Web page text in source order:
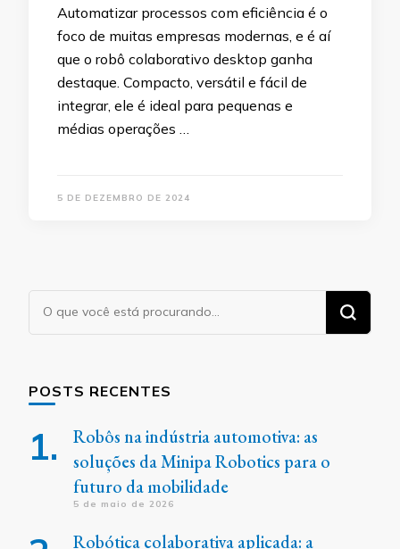
Automatizar processos com eficiência é o
foco de muitas empresas modernas, e é aí
que o robô colaborativo desktop ganha
destaque. Compacto, versátil e fácil de
integrar, ele é ideal para pequenas e
médias operações …
5 DE DEZEMBRO DE 2024
Procurando
algo?
POSTS RECENTES
Robôs na indústria automotiva: as
soluções da Minipa Robotics para o
futuro da mobilidade
5 de maio de 2026
Robótica colaborativa aplicada: a